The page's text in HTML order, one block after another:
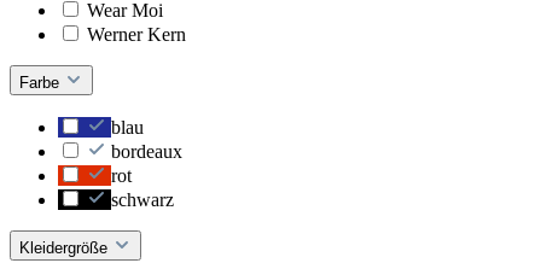
Wear Moi
Werner Kern
Farbe
blau
bordeaux
rot
schwarz
Kleidergröße